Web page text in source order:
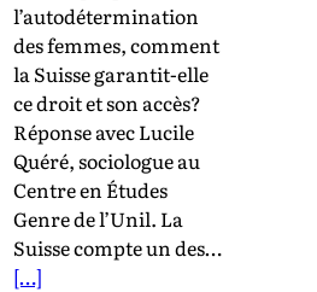
l’autodétermination
des femmes, comment
la Suisse garantit-elle
ce droit et son accès?
Réponse avec Lucile
Quéré, sociologue au
Centre en Études
Genre de l’Unil. La
Suisse compte un des…
[…]